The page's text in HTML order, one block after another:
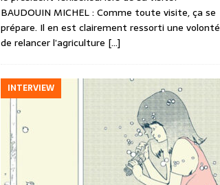
BAUDOUIN MICHEL : Comme toute visite, ça se
prépare. Il en est clairement ressorti une volonté
de relancer l’agriculture […]
INTERVIEW